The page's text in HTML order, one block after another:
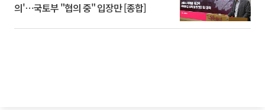
의'⋯국토부 "협의 중" 입장만 [종합]